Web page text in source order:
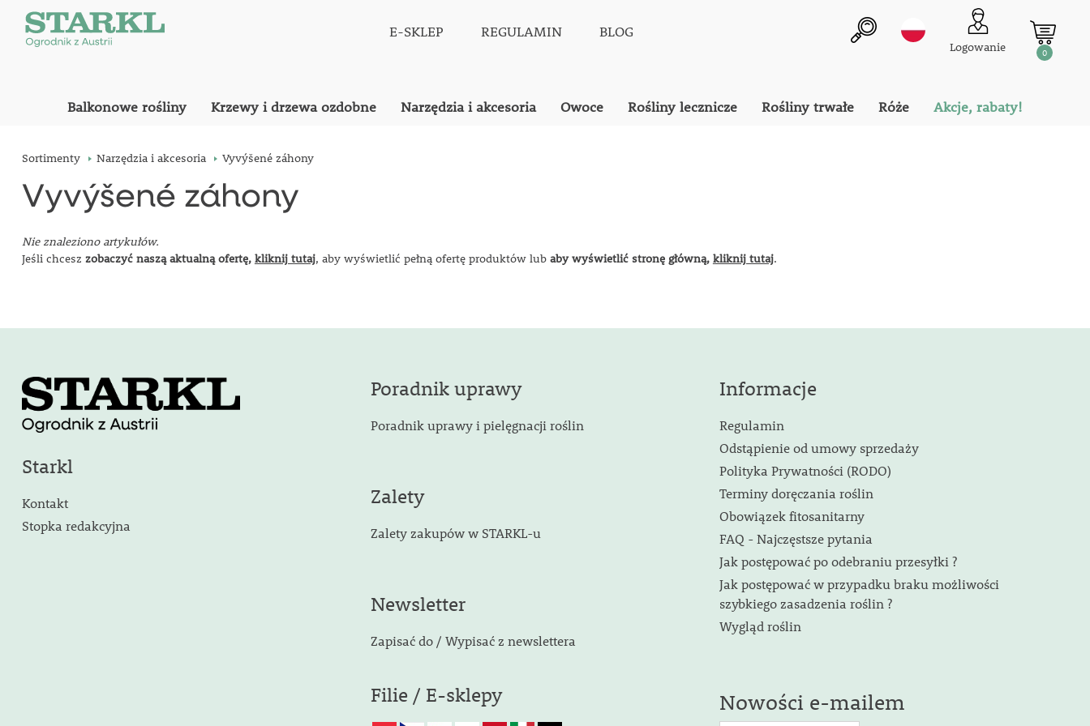
E-SKLEP REGULAMIN BLOG
Logowanie 0
Balkonowe rośliny Krzewy i drzewa ozdobne Narzędzia i akcesoria Owoce Rośliny lecznicze Rośliny trwałe Róże Akcje, rabaty!
Sortimenty Narzędzia i akcesoria Vyvýšené záhony
Vyvýšené záhony
Nie znaleziono artykułów.
Jeśli chcesz zobaczyć naszą aktualną ofertę, kliknij tutaj, aby wyświetlić pełną ofertę produktów lub aby wyświetlić stronę główną, kliknij tutaj.
Starkl
Kontakt
Stopka redakcyjna
Poradnik uprawy
Poradnik uprawy i pielęgnacji roślin
Zalety
Zalety zakupów w STARKL-u
Newsletter
Zapisać do / Wypisać z newslettera
Filie / E-sklepy
Informacje
Regulamin
Odstąpienie od umowy sprzedaży
Polityka Prywatności (RODO)
Terminy doręczania roślin
Obowiązek fitosanitarny
FAQ - Najczęstsze pytania
Jak postępować po odebraniu przesyłki ?
Jak postępować w przypadku braku możliwości
szybkiego zasadzenia roślin ?
Wygląd roślin
Nowości e-mailem